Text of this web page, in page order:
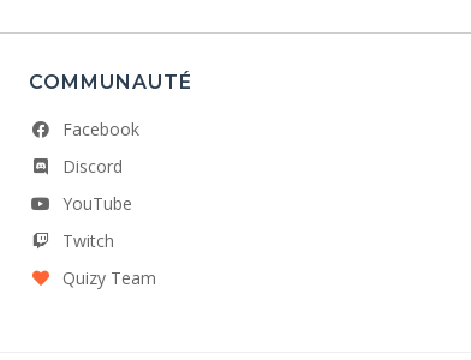
COMMUNAUTÉ
Facebook
Discord
YouTube
Twitch
Quizy Team